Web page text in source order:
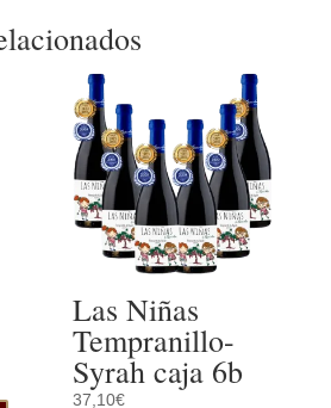
Las Niñas
Tempranillo-
Syrah caja 6b
37,10€